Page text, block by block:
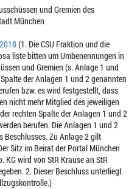
und Gremien des
München
(1. Die CSU Fraktion und die
liste bitten um Umbenennungen in
und Gremien (s. Anlage 1 und
der Anlagen 1 und 2 genannten
bzw. es wird festgestellt, dass
nicht mehr Mitglied des jeweiligen
rechten Spalte der Anlagen 1 und 2
berufen. Die Anlagen 1 und 2
Beschlusses. Zu Anlage 2 gilt
Sitz im Beirat der Portal München
KG wird von StR Krause an StR
2. Dieser Beschluss unterliegt